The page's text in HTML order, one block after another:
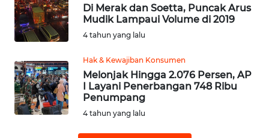
Di Merak dan Soetta, Puncak Arus
Mudik Lampaui Volume di 2019
4 tahun yang lalu
Hak & Kewajiban Konsumen
Melonjak Hingga 2.076 Persen, AP
I Layani Penerbangan 748 Ribu
Penumpang
4 tahun yang lalu
WN
CIANJUR
KEPULAUAN
SERIBU
WN